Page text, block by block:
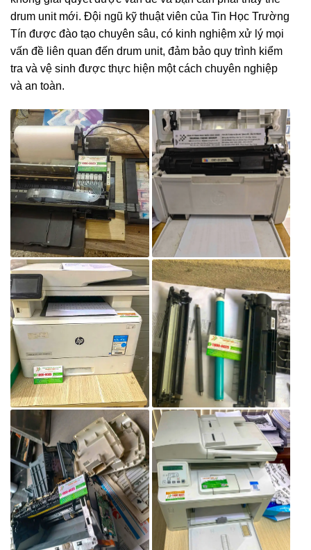
drum unit mới. Đội ngũ kỹ thuật viên của Tin Học Trường
Tín được đào tạo chuyên sâu, có kinh nghiệm xử lý mọi
vấn đề liên quan đến drum unit, đảm bảo quy trình kiểm
tra và vệ sinh được thực hiện một cách chuyên nghiệp
và an toàn.